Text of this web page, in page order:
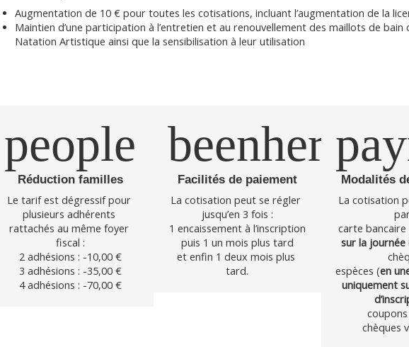
Augmentation de 10 € pour toutes les cotisations, incluant l’augmentation de la
Maintien d’une participation à l’entretien et au renouvellement des maillots de bain
Natation Artistique ainsi que la sensibilisation à leur utilisation
people
Réduction familles
Le tarif est dégressif pour
plusieurs adhérents
rattachés au même foyer
fiscal :
2 adhésions : -10,00 €
3 adhésions : -35,00 €
4 adhésions : -70,00 €
beenhere
Facilités de paiement
La cotisation peut se régler
jusqu’en 3 fois :
1 encaissement à l’inscription
puis 1 un mois plus tard
et enfin 1 deux mois plus
tard.
Modalités
La cotisation
carte bancaire
sur la journée
espèces (en
uniquement
chèques